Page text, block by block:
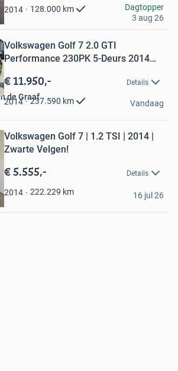
2014 128.000 km
Dagtopper
3 aug 26
Volkswagen Golf 7 2.0 GTI
Performance 230PK 5-Deurs 2014
€ 11.950,- Details
2014 237.590 km
de Graaf
Vandaag
Volkswagen Golf 7 | 1.2 TSI | 2014 |
Zwarte Velgen!
€ 5.555,- Details
2014 222.229 km 16 jul 26